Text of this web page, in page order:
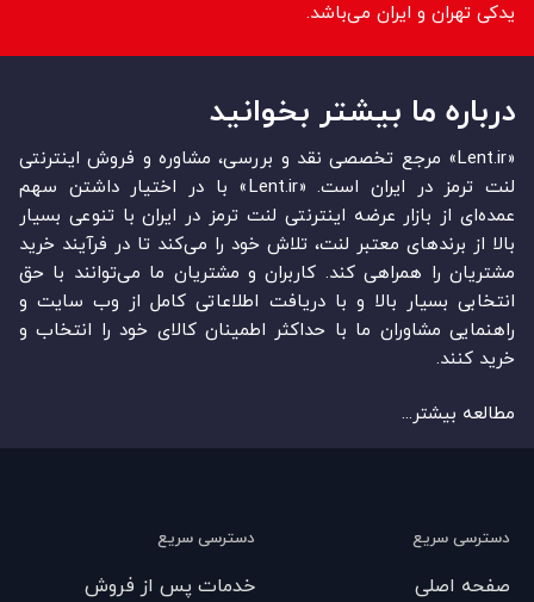
یدکی تهران و ایران می‌باشد.
درباره ما بیشتر بخوانید
«Lent.ir» مرجع تخصصی نقد و بررسی، مشاوره و فروش اینترنتی
لنت ترمز در ایران است. «Lent.ir» با در اختیار داشتن سهم
عمده‏‌ای از بازار عرضه اینترنتی لنت ترمز در ایران با تنوعی بسیار
بالا از برندهای معتبر لنت، تلاش خود را می‌‏‏کند تا در فرآیند خرید
مشتریان را همراهی کند. کاربران و مشتریان ما می‏‏‌توانند با حق
انتخابی بسیار بالا و با دریافت اطلاعاتی کامل از وب سایت و
راهنمایی مشاوران ما با حداکثر اطمینان کالای خود را انتخاب و
خرید کنند.
مطالعه بیشتر...
دسترسی سریع
صفحه اصلی
دسترسی سریع
خدمات پس از فروش